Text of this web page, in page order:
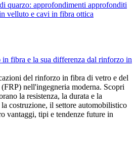
quarzo: approfondimenti approfonditi
velluto e cavi in ​​fibra ottica
fibra e la sua differenza dal rinforzo in
del rinforzo in fibra di vetro e del
nell'ingegneria moderna. Scopri
la resistenza, la durata e la
costruzione, il settore automobilistico
vantaggi, tipi e tendenze future in